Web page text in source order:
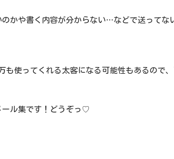
かや書く内容が分からない…などで送ってな
も使ってくれる太客になる可能性もあるので
ール集です！どうぞっ♡